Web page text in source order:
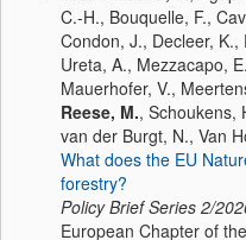
C.-H., Bouquelle, F.,
Condon, J., Decleer,
Ureta, A., Mezzacapo,
Mauerhofer, V.,
Reese, M., Schoukens,
van der Burgt, N., Van
What does the EU
forestry?
Policy Brief Series 2/
European Chapter of